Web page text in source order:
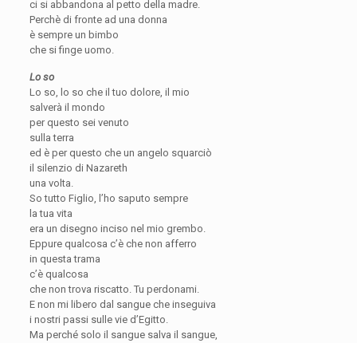
ci si abbandona al petto della madre.
Perchè di fronte ad una donna
è sempre un bimbo
che si finge uomo.
Lo so
Lo so, lo so che il tuo dolore, il mio
salverà il mondo
per questo sei venuto
sulla terra
ed è per questo che un angelo squarciò
il silenzio di Nazareth
una volta.
So tutto Figlio, l’ho saputo sempre
la tua vita
era un disegno inciso nel mio grembo.
Eppure qualcosa c’è che non afferro
in questa trama
c’è qualcosa
che non trova riscatto. Tu perdonami.
E non mi libero dal sangue che inseguiva
i nostri passi sulle vie d’Egitto.
Ma perché solo il sangue salva il sangue,